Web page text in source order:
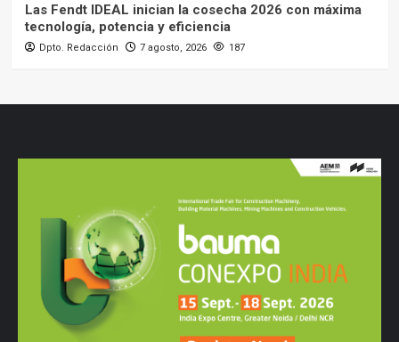
Las Fendt IDEAL inician la cosecha 2026 con máxima
tecnología, potencia y eficiencia
Dpto. Redacción 7 agosto, 2026 187